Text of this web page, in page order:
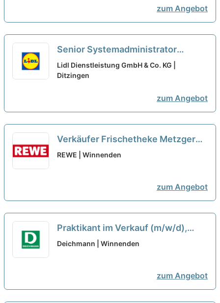
zum Angebot
Senior Systemadministrator
(m/w/d) Standort Ditzingen bei
Wünsch AG ausgewählt
Lidl Dienstleistung GmbH & Co. KG |
Ditzingen
zum Angebot
Verkäufer Frischetheke Metzgerei
(m/w/d) neu
REWE | Winnenden
zum Angebot
Praktikant im Verkauf (m/w/d),
Winnenden neu
Deichmann | Winnenden
zum Angebot